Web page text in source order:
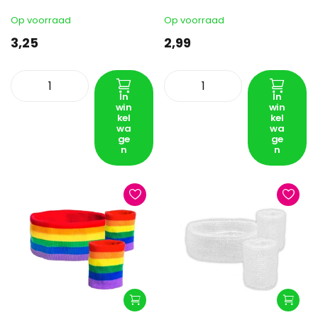
Op voorraad
3,25
In
win
kel
wa
ge
n
Op voorraad
2,99
In
win
kel
wa
ge
n